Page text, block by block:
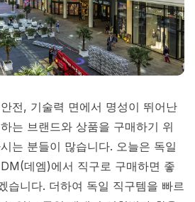
전, 기술력 면에서 명성이 뛰어난
는 브랜드와 상품을 구매하기 위
는 분들이 많습니다. 오늘은 독일
데엠)에서 직구로 구매하면 좋
습니다. 더하여 독일 직구템을 빠르